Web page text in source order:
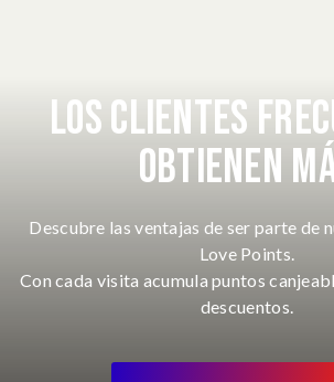
LOSCLIENTES
OBTIENEN
Descubre las ventajas de ser parte de
Love Points.
Con cada visita acumula puntos
descuentos.